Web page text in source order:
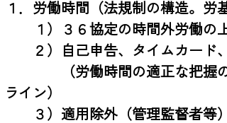
１．労働時間（法規制の構造。労
１）３６協定の時間外労働の
２）自己申告、タイムカード
（労働時間の適正な把握のた
ライン）
３）適用除外（管理監督者等）